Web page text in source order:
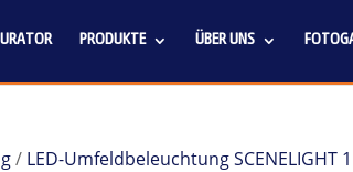
PRODUKTE ÜBER UNS
/ LED-Umfeldbeleuchtung SCENELIGHT